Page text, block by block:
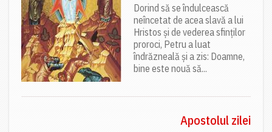
Dorind să se îndulcească
neîncetat de acea slavă a lui
Hristos și de vederea sfinților
proroci, Petru a luat
îndrăzneală și a zis: Doamne,
bine este nouă să...
Apostolul zilei